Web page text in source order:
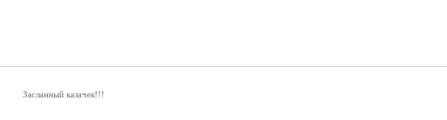
Засланный казачек!!!